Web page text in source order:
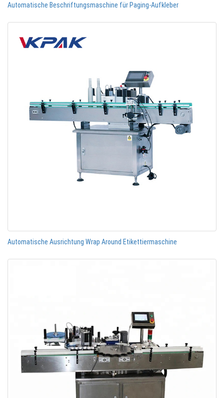
Automatische Beschriftungsmaschine für Paging-Aufkleber
Automatische Ausrichtung Wrap Around Etikettiermaschine